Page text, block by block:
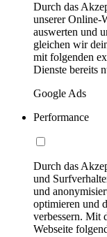
Durch das
unserer Online-
auswerten und
gleichen wir
mit folgenden
Dienste bereits
Google Ads
Performance
Durch das
und
und
optimieren und
verbessern. Mit
Webseite